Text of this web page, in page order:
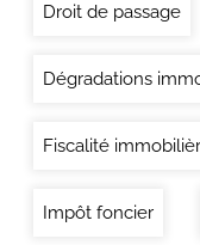
Droit de passage
Dégradations
Fiscalité
Impôt foncier